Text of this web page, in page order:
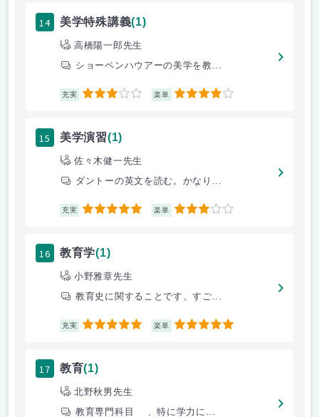
14 美学特殊講義(1)
高橋陽一郎先生
ショーペンハウアーの美学を教...
充実 3 楽単 4
15 美学演習(1)
佐々木健一先生
ダントーの英文を読む。かなり...
充実 5 楽単 3
16 教育学(1)
小野雅章先生
教育史に関することです、すご...
充実 5 楽単 5
17 教育(1)
北野秋男先生
教育専門科目 、特に学力に...